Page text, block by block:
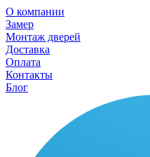
О компании
Замер
Монтаж дверей
Доставка
Оплата
Контакты
Блог